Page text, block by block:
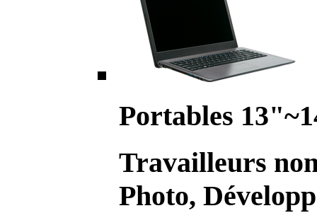
Portables
Travailleurs
Photo,